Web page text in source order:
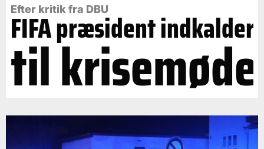
Efter kritik fra DBU
FIFA præsident indkalder
til krisemøde